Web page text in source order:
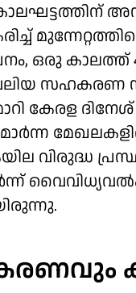
ഒരു കാലത്ത്
സഹകരണ
കേരള
വിരുദ്ധ